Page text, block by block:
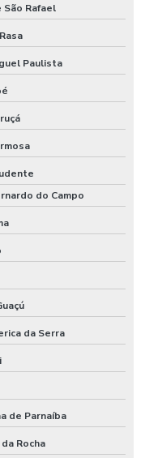
São Rafael
Paulista
do Campo
da Serra
de Parnaíba
Rocha